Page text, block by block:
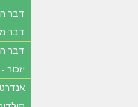
דבר
דבר
דבר
יזכור